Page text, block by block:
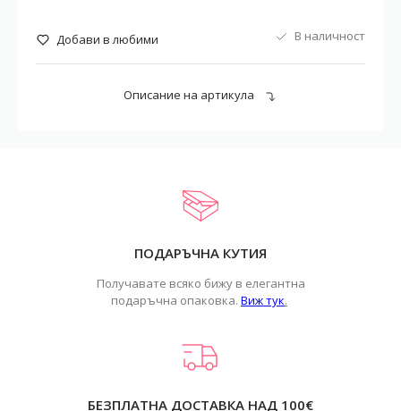
Добави в любими В наличност
Описание на артикула
ПОДАРЪЧНА КУТИЯ
Получавате всяко бижу в елегантна
подаръчна опаковка. Виж тук.
БЕЗПЛАТНА ДОСТАВКА НАД 100€